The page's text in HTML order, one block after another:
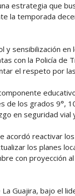
estrategia que
la temporada
y sensibilización
con la Policía
el respeto por
de los grados 9°,
en seguridad vial
acordó reactivar
los planes
con proyección
Guajira, bajo el